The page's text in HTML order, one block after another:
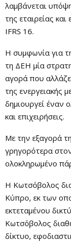
λαμβάνεται
της εταιρείας
IFRS 16.
Η συμφωνία για
τη ΔΕΗ μία
αγορά που
της ενεργειακής
δημιουργεί έναν
και επιχειρήσεις.
Με την εξαγορά
γρηγορότερα
ολοκληρωμένο
Η Κωτσόβολος
Κύπρο, εκ των
εκτεταμένου
Κωτσόβολος
δίκτυο,